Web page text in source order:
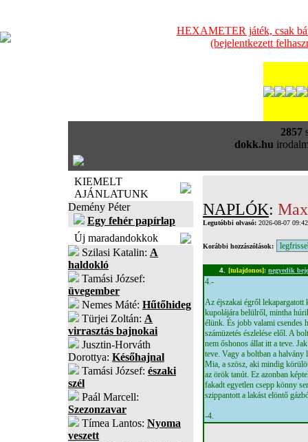
HEXAMETER játék, csak
(bejelentkezett
2857
dokk.hu
KIEMELT
AJÁNLATUNK
Demény Péter
Egy fehér papírlap
Új maradandokkok
Szilasi Katalin: A
haldokló
Tamási József:
üvegember
Nemes Máté: Hűtőhideg
Türjei Zoltán: A
virrasztás bajnokai
Jusztin-Horváth
Dorottya: Későhajnal
Tamási József: északi
szél
Paál Marcell:
Szezonzavar
Tímea Lantos: Nyoma
veszett
NAPLÓK:
Legutóbbi olvasó: 2026-08-07
Korábbi hozzászólások:
4. [tulajdonos]: negyedik
4.-
Az éjszakai égről
kupolájára belülről, mintha
élünk. És jobb valami csendes
számüzetés észlelése elől. A
nem őshonos állat itt a teve.
teve. Vagy a boltban a
Mia, a szösz, aki mindig
az örök tanút. Ez azonban
fakadt egyetlen csepp könny
szippantott a lakást elöntő
-4.